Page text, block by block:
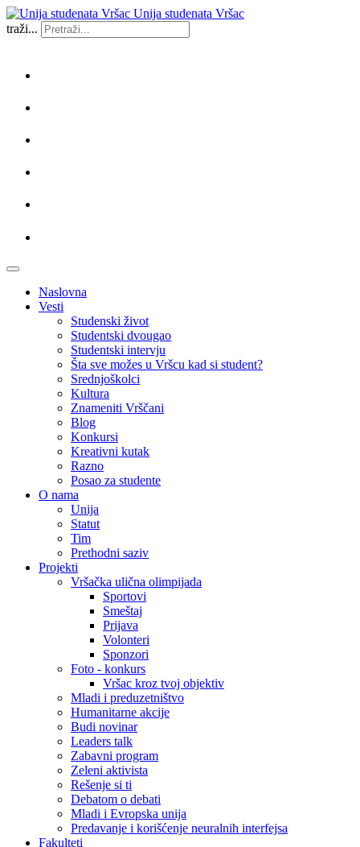
Unija studenata Vršac
traži...
Naslovna
Vesti
Studenski život
Studentski dvougao
Studentski intervju
Šta sve možes u Vršcu kad si student?
Srednjoškolci
Kultura
Znameniti Vrščani
Blog
Konkursi
Kreativni kutak
Razno
Posao za studente
O nama
Unija
Statut
Tim
Prethodni saziv
Projekti
Vršačka ulična olimpijada
Sportovi
Smeštaj
Prijava
Volonteri
Sponzori
Foto - konkurs
Vršac kroz tvoj objektiv
Mladi i preduzetništvo
Humanitarne akcije
Budi novinar
Leaders talk
Zabavni program
Zeleni aktivista
Rešenje si ti
Debatom o debati
Mladi i Evropska unija
Predavanje i korišćenje neuralnih interfejsa
Fakulteti